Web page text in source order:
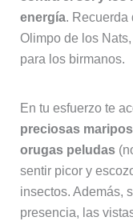
energía. Recuerda
Olimpo de los
para los birmanos.
En tu esfuerzo te
preciosas
orugas peludas
sentir picor y
insectos. Además,
presencia, las